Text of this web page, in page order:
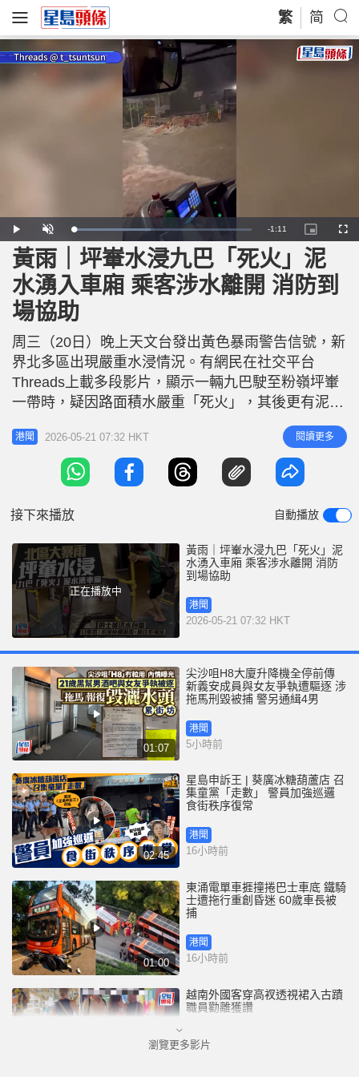
繁 简
P
l
a
y
U
n
m
u
t
e
L
o
a
d
e
d
:
4
3
R
e
m
n
n
-1:11
P
i
c
u
e
-
i
c
t
r
e
F
u
黃雨｜坪輋水浸九巴「死火」泥
水湧入車廂 乘客涉水離開 消防到
場協助
周三（20日）晚上天文台發出黃色暴雨警告信號，新
界北多區出現嚴重水浸情況。有網民在社交平台
Threads上載多段影片，顯示一輛九巴駛至粉嶺坪輋
一帶時，疑因路面積水嚴重「死火」，其後更有泥水
湧入車廂，車上乘客一度被困。 片段可見，巴士停
於水浸路段後未能繼續行駛，車內乘客議論紛紛，有
人表示「前面嗰架跪低咗」、「潛晒水啊」、
「（水）上晒擋風玻璃，邊度有得走㗎！」，形容現
港聞 2026-05-21 07:32 HKT 閱讀更多
接下來播放 自動播放
正在播放中
黃雨｜坪輋水浸九巴「死火」泥
水湧入車廂 乘客涉水離開 消防
到場協助
港聞
2026-05-21 07:32 HKT
01:07
尖沙咀H8大廈升降機全停前傳
新義安成員與女友爭執遭驅逐 涉
拖馬刑毀被捕 警另通緝4男
港聞
5小時前
02:45
星島申訴王 | 葵廣冰糖葫蘆店 召
集童黨「走數」 警員加強巡邏
食街秩序復常
港聞
16小時前
01:00
東涌電單車捱撞捲巴士車底 鐵騎
士遭拖行重創昏迷 60歲車長被
捕
港聞
16小時前
越南外國客穿高衩透視裙入古蹟
職員勸離獲讚
國際
瀏覽更多影片